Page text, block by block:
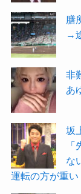
膳
→
非
あ
坂
な
運転の方が重い